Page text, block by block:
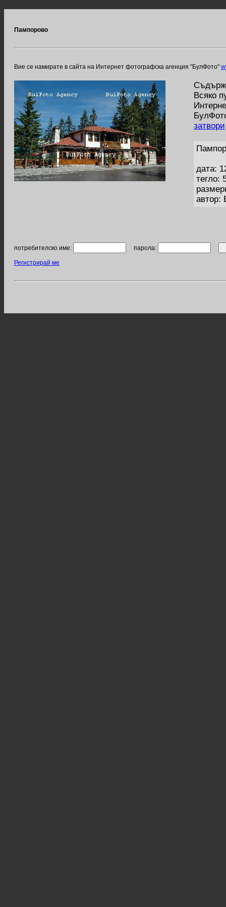
Пампорово
Вие се намирате в сайта на Интернет фотографска агенция "БулФото"
Всяко
затвори
дата:
тегло:
автор:
потребителско име: парола:
Регистрирай ме